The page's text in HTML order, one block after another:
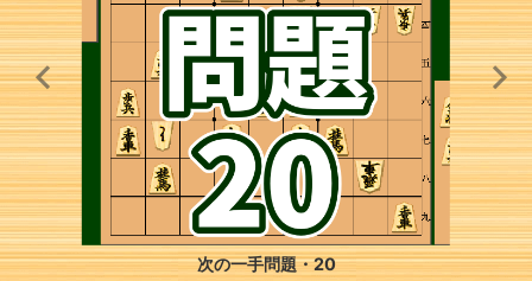
次の一手問題・20